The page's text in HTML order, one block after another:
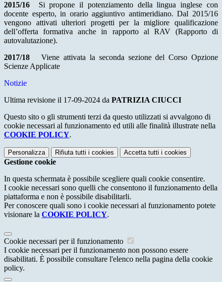
2015/16 Si propone il potenziamento della lingua inglese con
docente esperto, in orario aggiuntivo antimeridiano. Dal 2015/16
vengono attivati ulteriori progetti per la migliore qualificazione
dell’offerta formativa anche in rapporto al RAV (Rapporto di
autovalutazione).
2017/18Viene attivata la seconda sezione del Corso Opzione
Scienze Applicate
Notizie
Ultima revisione il 17-09-2024 da PATRIZIA CIUCCI
Questo sito o gli strumenti terzi da questo utilizzati si avvalgono di
cookie necessari al funzionamento ed utili alle finalità illustrate nella
COOKIE POLICY.
Personalizza Rifiuta tutti i cookies Accetta tutti i cookies
Gestione cookie
In questa schermata è possibile scegliere quali cookie consentire.
I cookie necessari sono quelli che consentono il funzionamento della
piattaforma e non è possibile disabilitarli.
Per conoscere quali sono i cookie necessari al funzionamento potete
visionare la COOKIE POLICY.
Cookie necessari per il funzionamento
I cookie necessari per il funzionamento non possono essere
disabilitati. È possibile consultare l'elenco nella pagina della cookie
policy.